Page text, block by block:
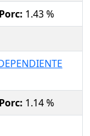
Porc: 1.43 %
Porc: 1.14 %